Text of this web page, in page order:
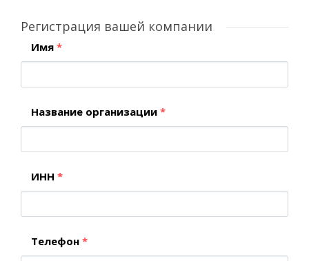
Регистрация вашей компании
Имя *
Название организации *
ИНН *
Телефон *